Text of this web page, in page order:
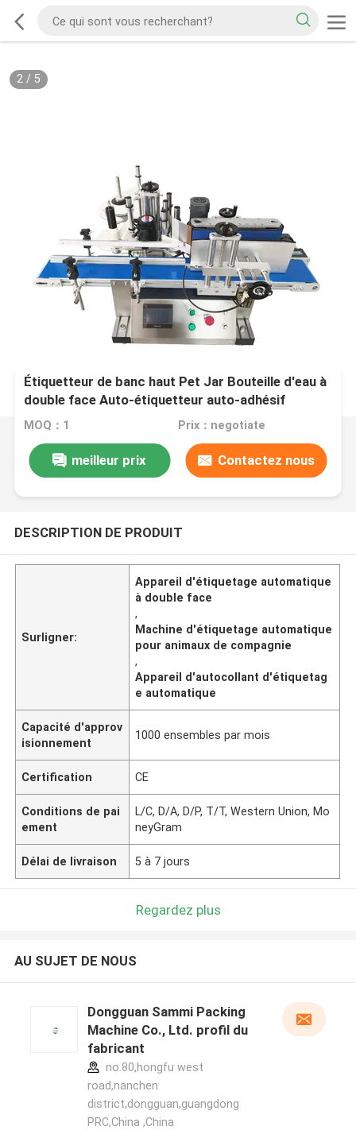
2/ 5
Étiquetteur de banc haut Pet Jar Bouteille d'eau à
double face Auto-étiquetteur auto-adhésif
MOQ：1 Prix：negotiate
meilleur prix Contactez nous
DESCRIPTION DE PRODUIT
Surligner:
Appareil d'étiquetage automatique
à double face
,
Machine d'étiquetage automatique
pour animaux de compagnie
,
Appareil d'autocollant d'étiquetag
e automatique
Capacité d'approv
isionnement
1000 ensembles par mois
Certification CE
Conditions de pai
ement
L/C, D/A, D/P, T/T, Western Union, Mo
neyGram
Délai de livraison 5 à 7 jours
Regardez plus
AU SUJET DE NOUS
Dongguan Sammi Packing
Machine Co., Ltd. profil du
fabricant
no.80,hongfu west
road,nanchen
district,dongguan,guangdong
PRC,China ,China